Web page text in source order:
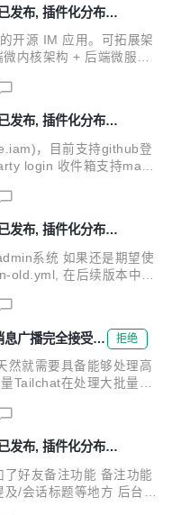
tailchat.msgbyte.co
插件并作为默认内置插
使用tailchat了 增加了探
发布, 插件化分布式
开源 IM 应用。可拓展架
内核架构 + 后端微服务
管理与定制化的面板展示
tailchat.msgbyte.com/ v
已发布，目前只支持win
容 另外是常规问题修
操作的严重bug ...
发布, 插件化分布式
，目前支持github登
login 收件箱支持mark
可以在admin后台看到
允许修改昵称，强化用户
插件，为桌
github star提示，增加e
将于不久之后会...
发布, 插件化分布式
系统 如果还是期望使
old.yml, 在后续版本中镜
尽快开启issue告知我们
平台上的字体表现 修
户名称无法正常显示的bu
增加了admin文件路径
可以把群组页面单独抽离
广播完全接受只
拒绝
然就需要具备能够处理高
Tailchat在处理大批量用
现。 因为为了面对来自不
水平扩容来承载不同的规
在于花费了更多的资源在
行中比不上传统的集中式
发布, 插件化分布式
好友备注功能 备注功能
/会话标题等地方 后台增